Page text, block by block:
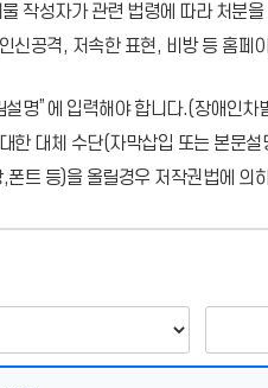
작성자가 관련 법령에 따라 처분
신공격, 저속한 표현, 비방 등 홈페
명”에 입력해야 합니다.(장애인차
한 대체 수단(자막삽입 또는 본문
트 등)을 올릴경우 저작권법에 의